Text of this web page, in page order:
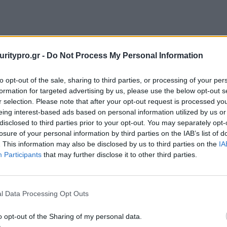
- Do Not Process My Personal Information
opt-out of the sale, sharing to third parties, or processing of your
for targeted advertising by us, please use the below opt-out
selection. Please note that after your opt-out request is processed
interest-based ads based on personal information utilized by us
to third parties prior to your opt-out. You may separately
of your personal information by third parties on the IAB’s list of
This information may also be disclosed by us to third parties on the
Participants that may further disclose it to other third parties.
Data Processing Opt Outs
opt-out of the Sharing of my personal data.
έργο €3
το Σύστημα
Υποθέσεων
Η Performance
Technologies απέκτησε
δύο νέες εξειδικεύσεις
της Microsoft: Build AI
Applications και Analytics